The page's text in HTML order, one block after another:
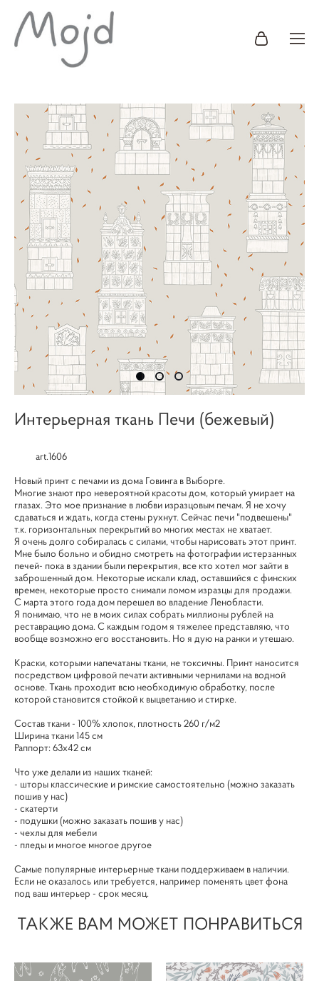
Интерьерная ткань Печи (бежевый)
art.1606
Новый принт с печами из дома Говинга в Выборге.
Многие знают про невероятной красоты дом, который умирает на
глазах. Это мое признание в любви изразцовым печам. Я не хочу
сдаваться и ждать, когда стены рухнут. Сейчас печи "подвешены"
т.к. горизонтальных перекрытий во многих местах не хватает.
Я очень долго собиралась с силами, чтобы нарисовать этот принт.
Мне было больно и обидно смотреть на фотографии истерзанных
печей- пока в здании были перекрытия, все кто хотел мог зайти в
заброшенный дом. Некоторые искали клад, оставшийся с финских
времен, некоторые просто снимали ломом изразцы для продажи.
С марта этого года дом перешел во владение Ленобласти.
Я понимаю, что не в моих силах собрать миллионы рублей на
реставрацию дома. С каждым годом я тяжелее представляю, что
вообще возможно его восстановить. Но я дую на ранки и утешаю.
Краски, которыми напечатаны ткани, не токсичны. Принт наносится
посредством цифровой печати активными чернилами на водной
основе. Ткань проходит всю необходимую обработку, после
которой становится стойкой к выцветанию и стирке.
Cостав ткани - 100% хлопок, плотность 260 г/м2
Ширина ткани 145 см
Раппорт: 63х42 см
Что уже делали из наших тканей:
- шторы классические и римские самостоятельно (можно заказать
пошив у нас)
- скатерти
- подушки (можно заказать пошив у нас)
- чехлы для мебели
- пледы и многое многое другое
Самые популярные интерьерные ткани поддерживаем в наличии.
Если не оказалось или требуется, например поменять цвет фона
под ваш интерьер - срок месяц.
ТАКЖЕ ВАМ МОЖЕТ ПОНРАВИТЬСЯ